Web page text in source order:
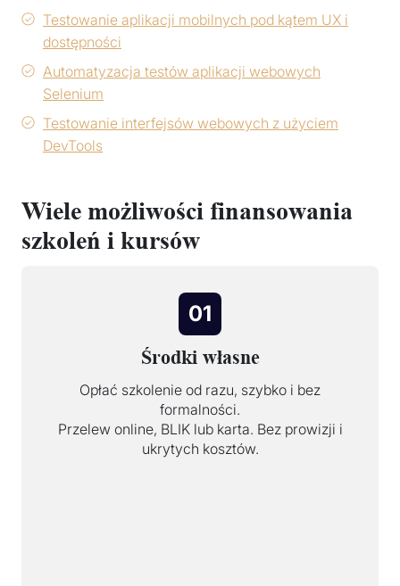
Testowanie aplikacji mobilnych pod kątem UX i
dostępności
Automatyzacja testów aplikacji webowych
Selenium
Testowanie interfejsów webowych z użyciem
DevTools
Wiele możliwości finansowania
szkoleń i kursów
01
Środki własne
Opłać szkolenie od razu, szybko i bez
formalności.
Przelew online, BLIK lub karta. Bez prowizji i
ukrytych kosztów.